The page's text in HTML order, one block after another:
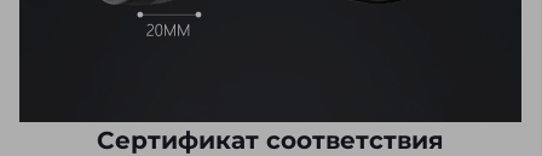
Сертификат соответствия